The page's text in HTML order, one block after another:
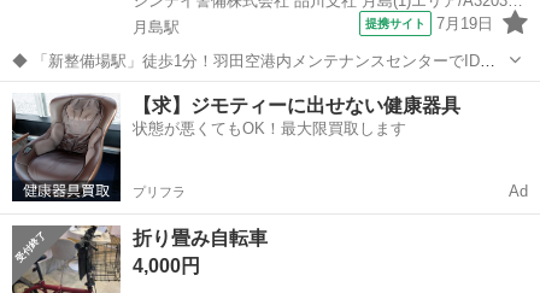
月島駅
提携サイト 7月19日
◆ 「新整備場駅」徒歩1分！羽田空港内メンテナンスセンターでIDチ
ェック等 ◆ 超レア案件！人気職種なのでお早めに♪ メンテナンスセン
ター関係者の 受付やIDチェック、案内業務をお任せします♪ 一般の方
の対応はありません◎...
東京 中央区 月島駅
【求】ジモティーに出せない健康器具
状態が悪くてもOK！最大限買取します
プリフラ Ad
折り畳み自転車
4,000円